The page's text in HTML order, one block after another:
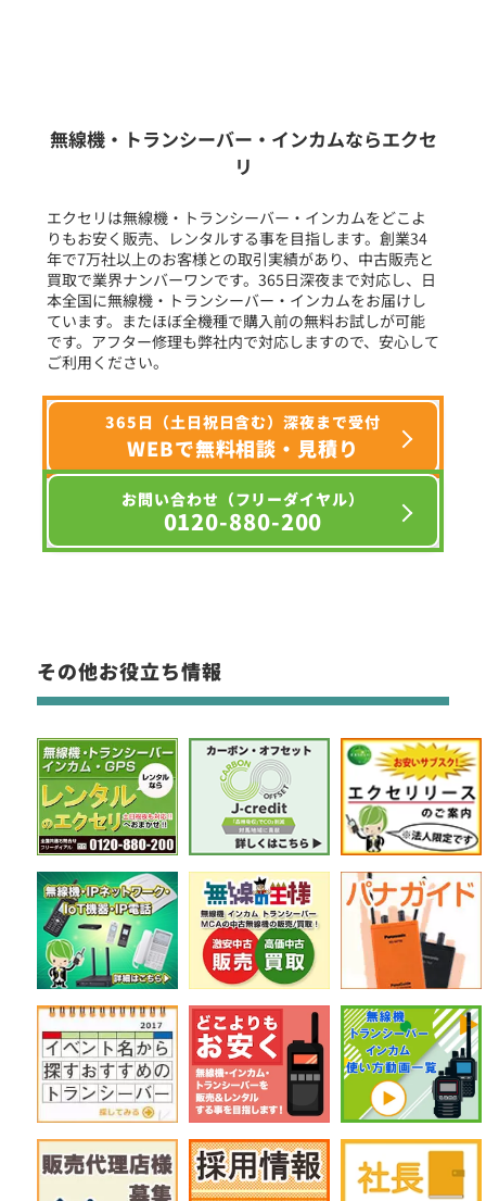
フリーワード入力(製品名等)
選択条件をリセット
無線機・トランシーバー・インカムならエクセ
リ
エクセリは無線機・トランシーバー・インカムをどこよ
りもお安く販売、レンタルする事を目指します。創業34
年で7万社以上のお客様との取引実績があり、中古販売と
買取で業界ナンバーワンです。365日深夜まで対応し、日
本全国に無線機・トランシーバー・インカムをお届けし
ています。またほぼ全機種で購入前の無料お試しが可能
です。アフター修理も弊社内で対応しますので、安心して
ご利用ください。
365日（土日祝日含む）深夜まで受付
WEBで無料相談・見積り
お問い合わせ（フリーダイヤル）
0120-880-200
その他お役立ち情報